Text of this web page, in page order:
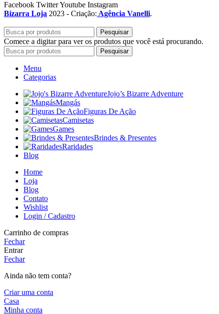
Facebook TwitterYoutube Instagram
Bizarra Loja 2023 - Criação: Agência Vanelli.
Pesquisar
Comece a digitar para ver os produtos que você está procurando.
Pesquisar
Menu
Categorias
Jojo’s Bizarre Adventure
Mangás
Figuras De Ação
Camisetas
Games
Brindes & Presentes
Raridades
Blog
Home
Loja
Blog
Contato
Wishlist
Login / Cadastro
Carrinho de compras
Fechar
Entrar
Fechar
Ainda não tem conta?
Criar uma conta
Casa
Minha conta